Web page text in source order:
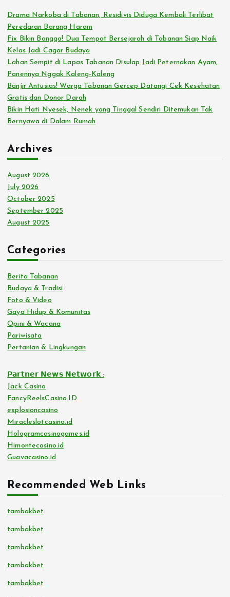
Drama Narkoba di Tabanan, Residivis Diduga Kembali Terlibat
Peredaran Barang Haram
Fix Bikin Bangga! Dua Tempat Bersejarah di Tabanan Siap Naik
Kelas Jadi Cagar Budaya
Lahan Sempit di Lapas Tabanan Disulap Jadi Peternakan Ayam,
Panennya Nggak Kaleng-Kaleng
Banjir Antusias! Warga Tabanan Gercep Datangi Cek Kesehatan
Gratis dan Donor Darah
Bikin Hati Nyesek, Nenek yang Tinggal Sendiri Ditemukan Tak
Bernyawa di Dalam Rumah
Archives
August 2026
July 2026
October 2025
September 2025
August 2025
Categories
Berita Tabanan
Budaya & Tradisi
Foto & Video
Gaya Hidup & Komunitas
Opini & Wacana
Pariwisata
Pertanian & Lingkungan
𝗣𝗮𝗿𝘁𝗻𝗲𝗿 𝗡𝗲𝘄𝘀 𝗡𝗲𝘁𝘄𝗼𝗿𝗸 :
Jack Casino
FancyReelsCasino.ID
explosioncasino
Miracleslotcasino.id
Hologramcasinogames.id
Himontecasino.id
Guavacasino.id
Recommended Web Links
tambakbet
tambakbet
tambakbet
tambakbet
tambakbet